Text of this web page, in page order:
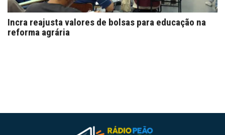
Incra reajusta valores de bolsas para educação na
reforma agrária